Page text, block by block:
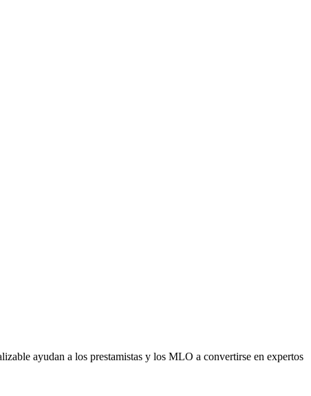
ayudan a los prestamistas y los MLO a convertirse en expertos